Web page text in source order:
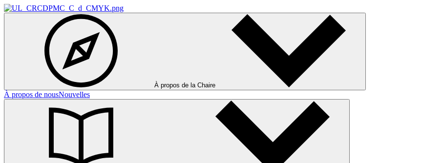
À propos de la Chaire
À propos de nousNouvelles